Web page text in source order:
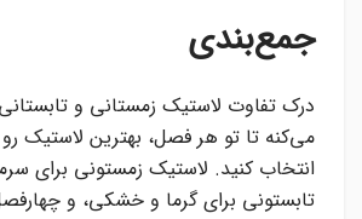
جمع‌بندی
درک تفاوت لاستیک زمستانی و
می‌کنه تا تو هر فصل، بهترین لاستیک
انتخاب کنید. لاستیک زمستونی برای
تابستونی برای گرما و خشکی، و